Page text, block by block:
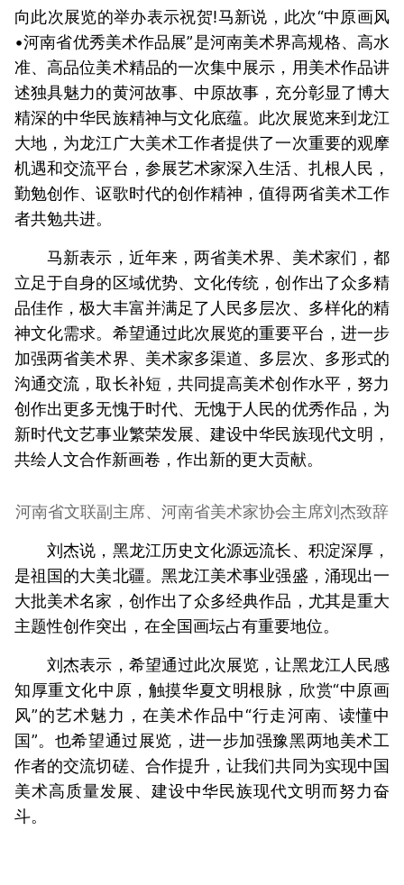
向此次展览的举办表示祝贺!马新说，此次“中原画风
•河南省优秀美术作品展”是河南美术界高规格、高水
准、高品位美术精品的一次集中展示，用美术作品讲
述独具魅力的黄河故事、中原故事，充分彰显了博大
精深的中华民族精神与文化底蕴。此次展览来到龙江
大地，为龙江广大美术工作者提供了一次重要的观摩
机遇和交流平台，参展艺术家深入生活、扎根人民，
勤勉创作、讴歌时代的创作精神，值得两省美术工作
者共勉共进。
马新表示，近年来，两省美术界、美术家们，都
立足于自身的区域优势、文化传统，创作出了众多精
品佳作，极大丰富并满足了人民多层次、多样化的精
神文化需求。希望通过此次展览的重要平台，进一步
加强两省美术界、美术家多渠道、多层次、多形式的
沟通交流，取长补短，共同提高美术创作水平，努力
创作出更多无愧于时代、无愧于人民的优秀作品，为
新时代文艺事业繁荣发展、建设中华民族现代文明，
共绘人文合作新画卷，作出新的更大贡献。
河南省文联副主席、河南省美术家协会主席刘杰致辞
刘杰说，黑龙江历史文化源远流长、积淀深厚，
是祖国的大美北疆。黑龙江美术事业强盛，涌现出一
大批美术名家，创作出了众多经典作品，尤其是重大
主题性创作突出，在全国画坛占有重要地位。
刘杰表示，希望通过此次展览，让黑龙江人民感
知厚重文化中原，触摸华夏文明根脉，欣赏“中原画
风”的艺术魅力，在美术作品中“行走河南、读懂中
国”。也希望通过展览，进一步加强豫黑两地美术工
作者的交流切磋、合作提升，让我们共同为实现中国
美术高质量发展、建设中华民族现代文明而努力奋
斗。